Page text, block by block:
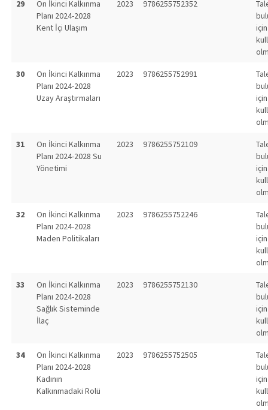
29
On İkinci Kalkınma
Planı 2024-2028
Kent İçi Ulaşım
2023 9786255752352
30
On İkinci Kalkınma
Planı 2024-2028
Uzay Araştırmaları
2023 9786255752991
31
On İkinci Kalkınma
Planı 2024-2028 Su
Yönetimi
2023 9786255752109
32
On İkinci Kalkınma
Planı 2024-2028
Maden Politikaları
2023 9786255752246
33
On İkinci Kalkınma
Planı 2024-2028
Sağlık Sisteminde
İlaç
2023 9786255752130
34
On İkinci Kalkınma
Planı 2024-2028
Kadının
Kalkınmadaki Rolü
2023 9786255752505